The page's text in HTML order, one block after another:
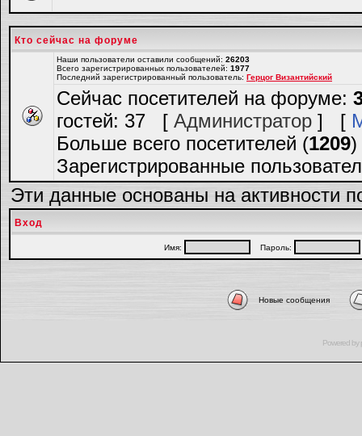
Кто сейчас на форуме
Наши пользователи оставили сообщений: 26203
Всего зарегистрированных пользователей: 1977
Последний зарегистрированный пользователь: Герцог Византийский
Сейчас посетителей на форуме:
гостей: 37 [ Администратор ] [
Больше всего посетителей (1209)
Зарегистрированные
Эти данные основаны на активности
Вход
Имя: Пароль:
Новые сообщения
Powered by